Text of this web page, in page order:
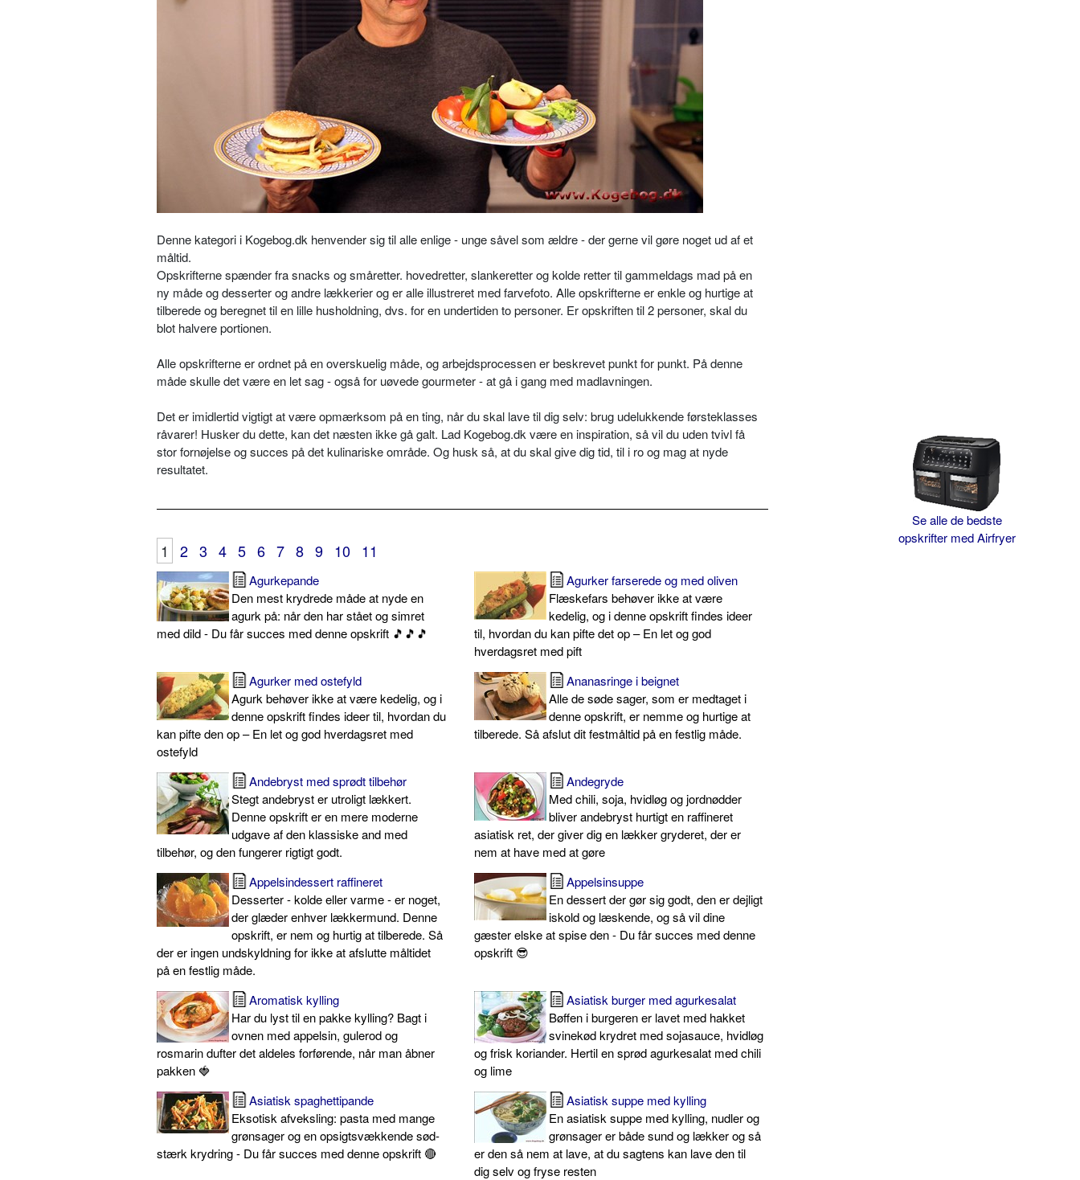
Dennekategori i Kogebog.dk henvender sig til alle enlige - unge såvel som ældre - der gerne vil gøre noget ud af et
måltid.
Opskrifterne spænder fra snacks og småretter. hovedretter, slankeretter og kolde retter til gammeldags mad på en
ny måde og desserter og andre lækkerier og er alle illustreret med farvefoto. Alle opskrifterne er enkle og hurtige at
tilberede og beregnet til en lille husholdning, dvs. for en undertiden to personer. Er opskriften til 2personer, skal du
blot halvere portionen.
Alle opskrifterne er ordnet på en overskuelig måde, og arbejdsprocessen er beskrevet punkt for punkt. På denne
måde skulle det være en let sag - også for uøvede gourmeter - at gå i gang med madlavningen.
Det er imidlertid vigtigt at være opmærksom på en ting, når du skal lave til dig selv: brug udelukkende førsteklasses
råvarer! Husker du dette, kan det næsten ikke gå galt. Lad Kogebog.dk være en inspiration, så vil du uden tvivl få
stor fornøjelse og succes på det kulinariske område. Og husk så, at du skal give dig tid, til i ro og mag at nyde
resultatet.
1 2 3 4 5 6 7 8 9 10 11
Agurkepande
Den mest krydrede måde at nyde en
agurk på: når den har stået og simret
med dild - Du får succes med denne opskrift 🎵🎵🎵
Agurker farserede og med oliven
Flæskefars behøver ikke at være
kedelig, og i denne opskrift findes ideer
til, hvordan du kan pifte det op – En let og god
hverdagsret med pift
Agurker med ostefyld
Agurk behøver ikke at være kedelig, og i
denne opskrift findes ideer til, hvordan du
kan pifte den op – En let og god hverdagsret med
ostefyld
Ananasringe i beignet
Alle de søde sager, som er medtaget i
denne opskrift, er nemme og hurtige at
tilberede. Så afslut dit festmåltid på en festlig måde.
Andebryst med sprødt tilbehør
Stegt andebryst er utroligt lækkert.
Denne opskrift er en mere moderne
udgave af den klassiske and med
tilbehør, og den fungerer rigtigt godt.
Andegryde
Med chili, soja, hvidløg og jordnødder
bliver andebryst hurtigt en raffineret
asiatisk ret, der giver dig en lækker gryderet, der er
nem at have med at gøre
Appelsindessert raffineret
Desserter - kolde eller varme - er noget,
der glæder enhver lækkermund. Denne
opskrift, er nem og hurtig at tilberede. Så
der er ingen undskyldning for ikke at afslutte måltidet
på en festlig måde.
Appelsinsuppe
En dessert der gør sig godt, den er dejligt
iskold og læskende, og så vil dine
gæster elske at spise den - Du får succes med denne
opskrift 😎
Aromatisk kylling
Har du lyst til en pakke kylling? Bagt i
ovnen med appelsin, gulerod og
rosmarin dufter det aldeles forførende, når man åbner
pakken 🍓
Asiatisk burger med agurkesalat
Bøffen i burgeren er lavet med hakket
svinekød krydret med sojasauce, hvidløg
og frisk koriander. Hertil en sprød agurkesalat med chili
og lime
Asiatisk spaghettipande
Eksotisk afveksling: pasta med mange
grønsager og en opsigtsvækkende sød-
stærk krydring - Du får succes med denne opskrift 🔴
Asiatisk suppe med kylling
En asiatisk suppe med kylling, nudler og
grønsager er både sund og lækker og så
er den så nem at lave, at du sagtens kan lave den til
dig selv og fryse resten
Se alle de bedste
opskrifter med Airfryer